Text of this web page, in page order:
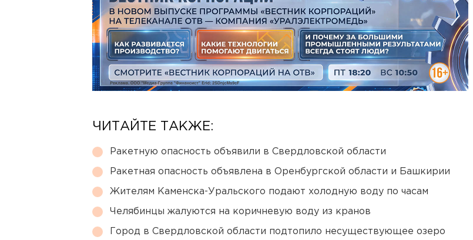
ЧИТАЙТЕ ТАКЖЕ:
Ракетную опасность объявили в Свердловской области
Ракетная опасность объявлена в Оренбургской области и Башкирии
Жителям Каменска-Уральского подают холодную воду по часам
Челябинцы жалуются на коричневую воду из кранов
Город в Свердловской области подтопило несуществующее озеро